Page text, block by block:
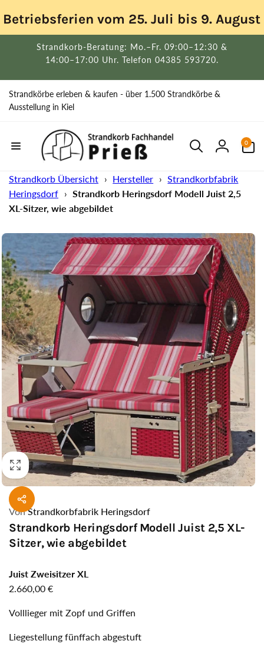
zum
Inhalt
Betriebsferien vom 25. Juli bis 9.
Strandkorb-Beratung: Mo.–Fr. 09:00–12:30 &
14:00–17:00 Uhr. Telefon 04385 593720.
Strandkörbe erleben & kaufen - über 1.500 Strandkörbe &
Ausstellung in Kiel
Einloggen
0
Artikel
Strandkorb Übersicht › Hersteller › Strandkorbfabrik
Heringsdorf › Strandkorb Heringsdorf Modell Juist 2,5
XL-Sitzer, wie abgebildet
VonStrandkorbfabrik Heringsdorf
Strandkorb Heringsdorf Modell Juist 2,5 XL-
Sitzer, wie abgebildet
Juist Zweisitzer XL
2.660,00 €
Volllieger mit Zopf und Griffen
Liegestellung fünffach abgestuft